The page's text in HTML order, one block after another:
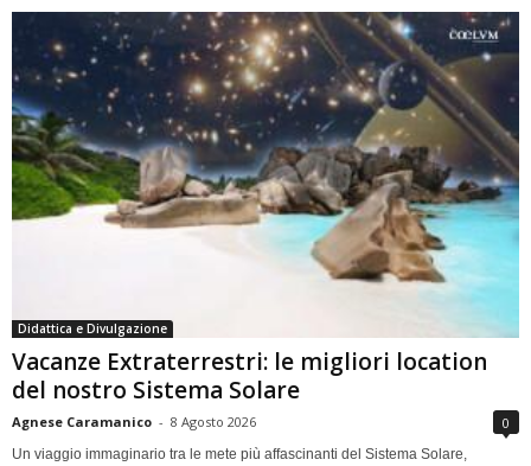
Didattica e Divulgazione
Vacanze Extraterrestri: le migliori location
del nostro Sistema Solare
Agnese Caramanico - 8 Agosto 2026 0
Un viaggio immaginario tra le mete più affascinanti del Sistema Solare,